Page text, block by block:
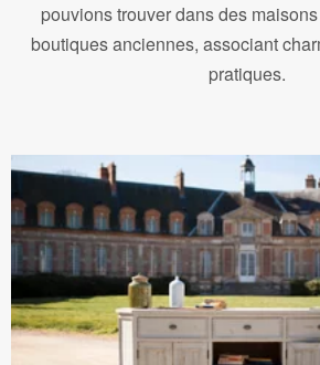
pouvions trouver dans des
boutiques anciennes, associant
pratiques.